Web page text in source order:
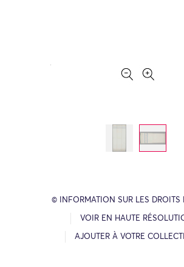
© INFORMATION SUR LES DROITS
VOIR EN HAUTE
AJOUTER À VOTRE